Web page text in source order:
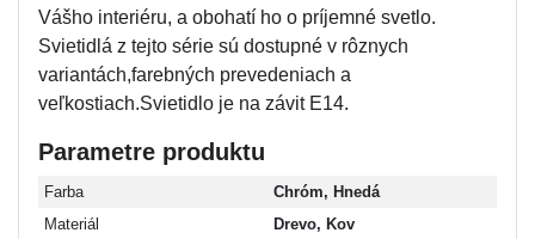
Vášho interiéru, a obohatí ho o príjemné svetlo.
Svietidlá z tejto série sú dostupné v rôznych
variantách,farebných prevedeniach a
veľkostiach.Svietidlo je na závit E14.
Parametre produktu
Farba
Chróm, Hnedá
Materiál
Drevo, Kov